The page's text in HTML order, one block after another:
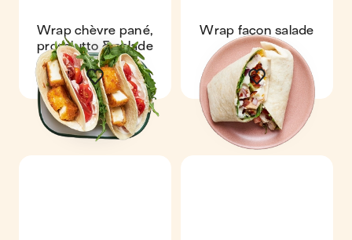
Wrap chèvre pané,
prosciutto & salade
Wrap façon salade
Cobb